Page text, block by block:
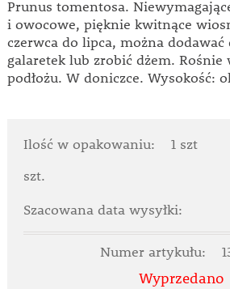
Prunus tomentosa.
i owocowe, pięknie kwitnące
czerwca do lipca, można dodawać
galaretek lub zrobić dżem.
podłożu. W doniczce. Wysokość:
Ilość w opakowaniu:
1 szt
szt.
Szacowana data wysyłki:
Numer artykułu:
Wyprzedano